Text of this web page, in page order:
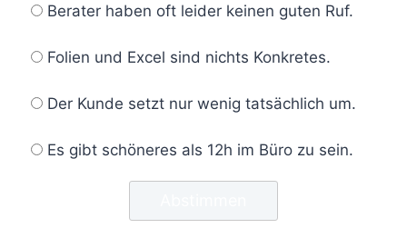
Berater haben oft leider keinen guten Ruf.
Folien und Excel sind nichts Konkretes.
Der Kunde setzt nur wenig tatsächlich um.
Es gibt schöneres als 12h im Büro zu sein.